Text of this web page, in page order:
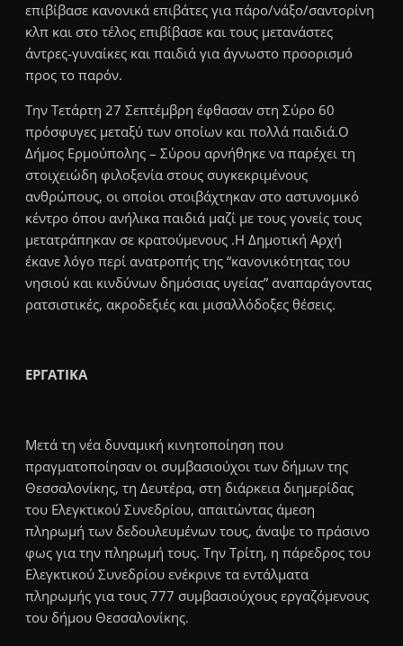
επιβίβασε κανονικά επιβάτες για πάρο/νάξο/σαντορίνη
κλπ και στο τέλος επιβίβασε και τους μετανάστες
άντρες-γυναίκες και παιδιά για άγνωστο προορισμό
προς το παρόν.
Την Τετάρτη 27 Σεπτέμβρη έφθασαν στη Σύρο 60
πρόσφυγες μεταξύ των οποίων και πολλά παιδιά.Ο
Δήμος Ερμούπολης – Σύρου αρνήθηκε να παρέχει τη
στοιχειώδη φιλοξενία στους συγκεκριμένους
ανθρώπους, οι οποίοι στοιβάχτηκαν στο αστυνομικό
κέντρο όπου ανήλικα παιδιά μαζί με τους γονείς τους
μετατράπηκαν σε κρατούμενους .Η Δημοτική Αρχή
έκανε λόγο περί ανατροπής της “κανονικότητας του
νησιού και κινδύνων δημόσιας υγείας” αναπαράγοντας
ρατσιστικές, ακροδεξιές και μισαλλόδοξες θέσεις.
ΕΡΓΑΤΙΚΑ
Μετά τη νέα δυναμική κινητοποίηση που
πραγματοποίησαν οι συμβασιούχοι των δήμων της
Θεσσαλονίκης, τη Δευτέρα, στη διάρκεια διημερίδας
του Ελεγκτικού Συνεδρίου, απαιτώντας άμεση
πληρωμή των δεδουλευμένων τους, άναψε το πράσινο
φως για την πληρωμή τους. Την Τρίτη, η πάρεδρος του
Ελεγκτικού Συνεδρίου ενέκρινε τα εντάλματα
πληρωμής για τους 777 συμβασιούχους εργαζόμενους
του δήμου Θεσσαλονίκης.